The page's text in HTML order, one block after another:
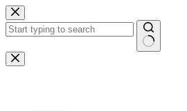
Zum
Inhalt
springen
Keine
Ergebnisse